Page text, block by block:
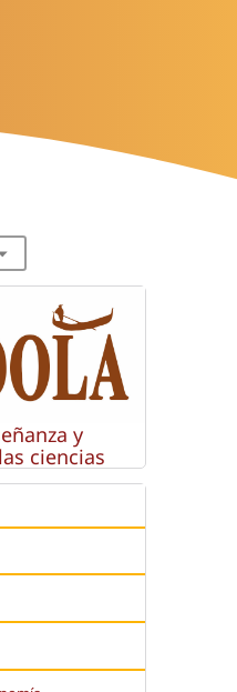
y
ciencias